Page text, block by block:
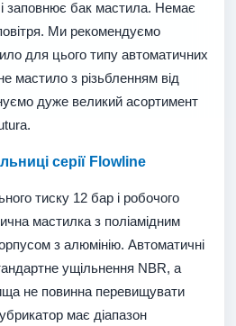
заповнює бак мастила. Немає
Ми рекомендуємо
для цього типу автоматичних
мастило з різьбленням від
дуже великий асортимент
серії Flowline
тиску 12 бар і робочого
мастилка з поліамідним
з алюмінію. Автоматичні
ущільнення NBR, а
не повинна перевищувати
має діапазон